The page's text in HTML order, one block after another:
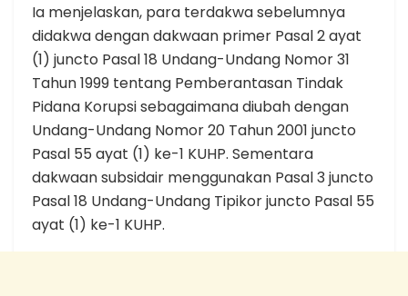
Ia menjelaskan, para terdakwa sebelumnya
didakwa dengan dakwaan primer Pasal 2 ayat
(1) juncto Pasal 18 Undang-Undang Nomor 31
Tahun 1999 tentang Pemberantasan Tindak
Pidana Korupsi sebagaimana diubah dengan
Undang-Undang Nomor 20 Tahun 2001 juncto
Pasal 55 ayat (1) ke-1 KUHP. Sementara
dakwaan subsidair menggunakan Pasal 3 juncto
Pasal 18 Undang-Undang Tipikor juncto Pasal 55
ayat (1) ke-1 KUHP.